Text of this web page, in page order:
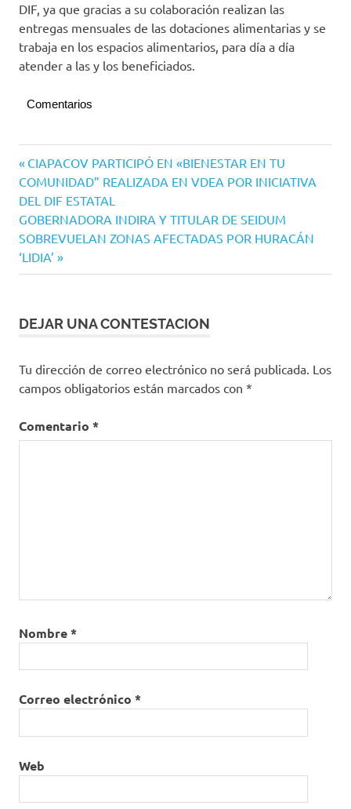
DIF, ya que gracias a su colaboración realizan las
entregas mensuales de las dotaciones alimentarias y se
trabaja en los espacios alimentarios, para día a día
atender a las y los beneficiados.
Comentarios
Navegación
de
entradas
Entrada
anterior:
CIAPACOV PARTICIPÓ EN «BIENESTAR EN TU
COMUNIDAD” REALIZADA EN VDEA POR INICIATIVA
DEL DIF ESTATAL
Siguiente
entrada:
GOBERNADORA INDIRA Y TITULAR DE SEIDUM
SOBREVUELAN ZONAS AFECTADAS POR HURACÁN
‘LIDIA’
DEJAR UNA CONTESTACION
Tu dirección de correo electrónico no será publicada. Los
campos obligatorios están marcados con *
Comentario *
Nombre*
Correo electrónico *
Web